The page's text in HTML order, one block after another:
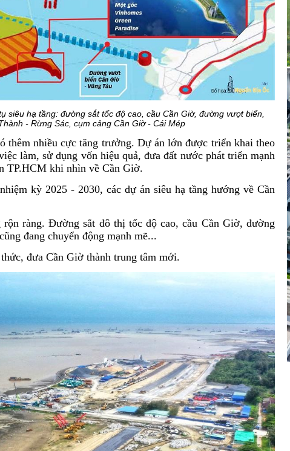
siêu hạ tầng: đường sắt tốc độ cao, cầu Cần Giờ, đường vượt biển,
- Rừng Sác, cụm cảng Cần Giờ - Cái Mép
nhiều cực tăng trưởng. Dự án lớn được triển khai theo
làm, sử dụng vốn hiệu quả, đưa đất nước phát triển mạnh
TP.HCM khi nhìn về Cần Giờ.
kỳ 2025 - 2030, các dự án siêu hạ tầng hướng về Cần
ràng. Đường sắt đô thị tốc độ cao, cầu Cần Giờ, đường
đang chuyển động mạnh mẽ...
đưa Cần Giờ thành trung tâm mới.